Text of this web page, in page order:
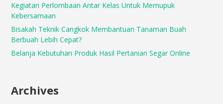
Kegiatan Perlombaan Antar Kelas Untuk Memupuk
Kebersamaan
Bisakah Teknik Cangkok Membantuan Tanaman Buah
Berbuah Lebih Cepat?
Belanja Kebutuhan Produk Hasil Pertanian Segar Online
Archives